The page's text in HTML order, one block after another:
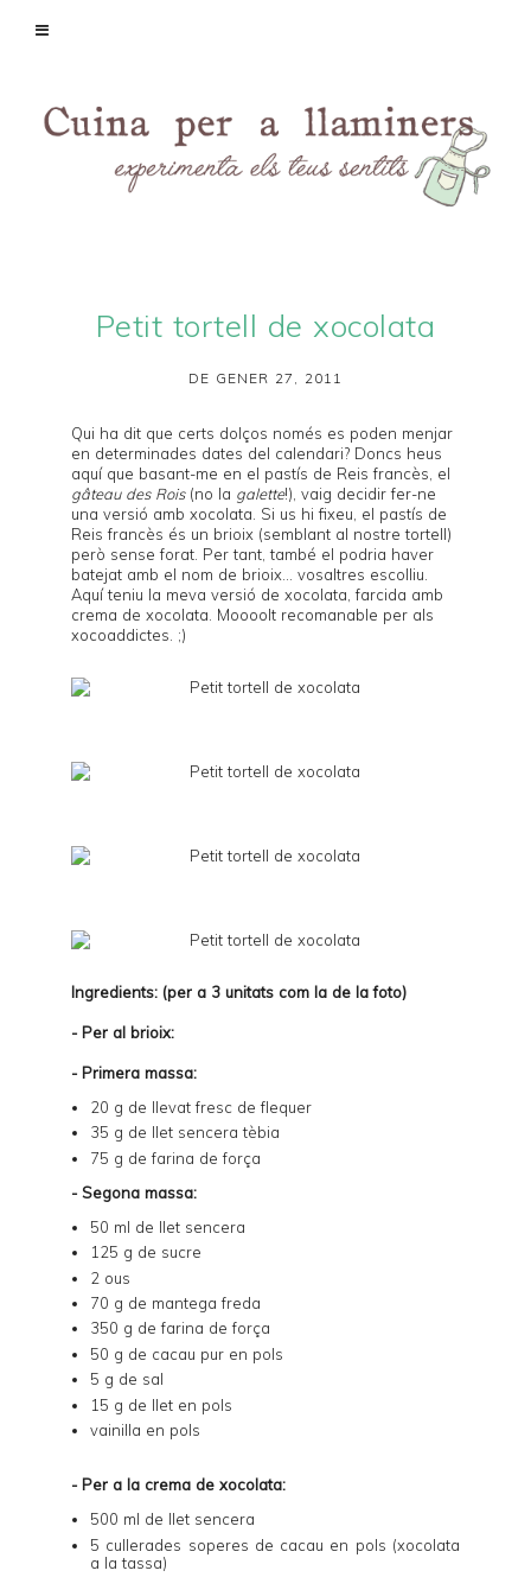
Petit tortell de xocolata
DE GENER 27, 2011
Qui ha dit que certs dolços només es poden menjar
en determinades dates del calendari? Doncs heus
aquí que basant-me en el pastís de Reis francès, el
gâteau des Rois (no la galette!), vaig decidir fer-ne
una versió amb xocolata. Si us hi fixeu, el pastís de
Reis francès és un brioix (semblant al nostre tortell)
però sense forat. Per tant, també el podria haver
batejat amb el nom de brioix... vosaltres escolliu.
Aquí teniu la meva versió de xocolata, farcida amb
crema de xocolata. Moooolt recomanable per als
xocoaddictes. ;)
Ingredients: (per a 3 unitats com la de la foto)
- Per al brioix:
- Primera massa:
20 g de llevat fresc de flequer
35 g de llet sencera tèbia
75 g de farina de força
- Segona massa:
50 ml de llet sencera
125 g de sucre
2 ous
70 g de mantega freda
350 g de farina de força
50 g de cacau pur en pols
5 g de sal
15 g de llet en pols
vainilla en pols
- Per a la crema de xocolata:
500 ml de llet sencera
5 cullerades soperes de cacau en pols (xocolata
a la tassa)